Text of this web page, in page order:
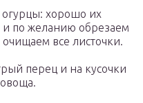
огурцы: хорошо их
по желанию обрезаем
все листочки.
перец и на кусочки